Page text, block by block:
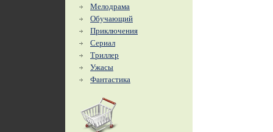
Мелодрама
Обучающий
Приключения
Сериал
Триллер
Ужасы
Фантастика